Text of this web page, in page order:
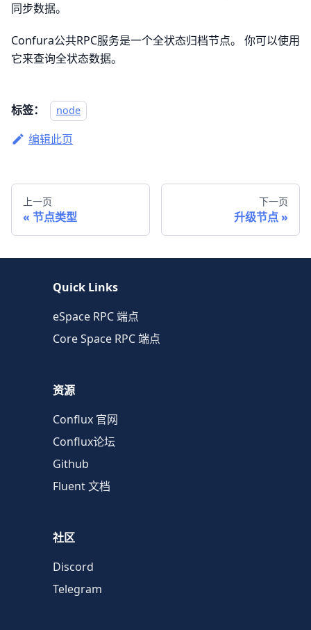
同步数据。
Confura公共RPC服务是一个全状态归档节点。 你可以使用
它来查询全状态数据。
标签： node
编辑此页
上一页
节点类型
下一页
升级节点
Quick Links
eSpace RPC 端点
Core Space RPC 端点
资源
Conflux 官网
Conflux论坛
Github
Fluent 文档
社区
Discord
Telegram